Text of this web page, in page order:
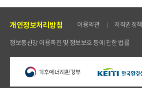
개인정보처리방침 이용약관 저작권정책
정보통신망 이용촉진 및 정보보호 등에 관한 법률